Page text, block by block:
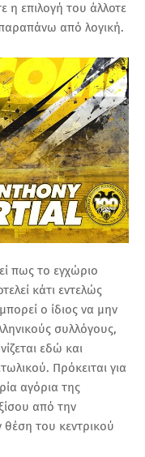
η επιλογή του άλλοτε
παραπάνω από λογική.
πως το εγχώριο
κάτι εντελώς
ο ίδιος να μην
συλλόγους,
εδώ και
Πρόκειται για
αγόρια της
από την
του κεντρικού